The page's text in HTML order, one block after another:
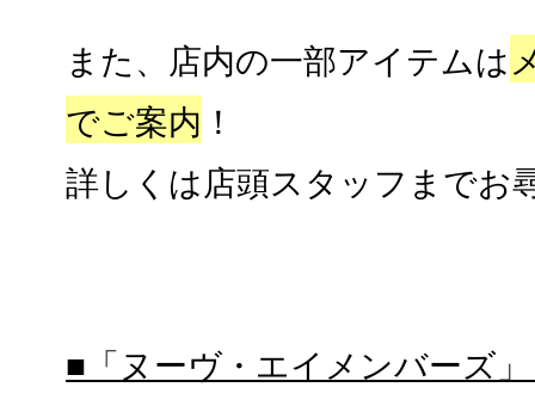
また、店内の一部アイテムは
でご案内 ！
詳しくは店頭スタッフまでお
■「ヌーヴ・エイメンバーズ